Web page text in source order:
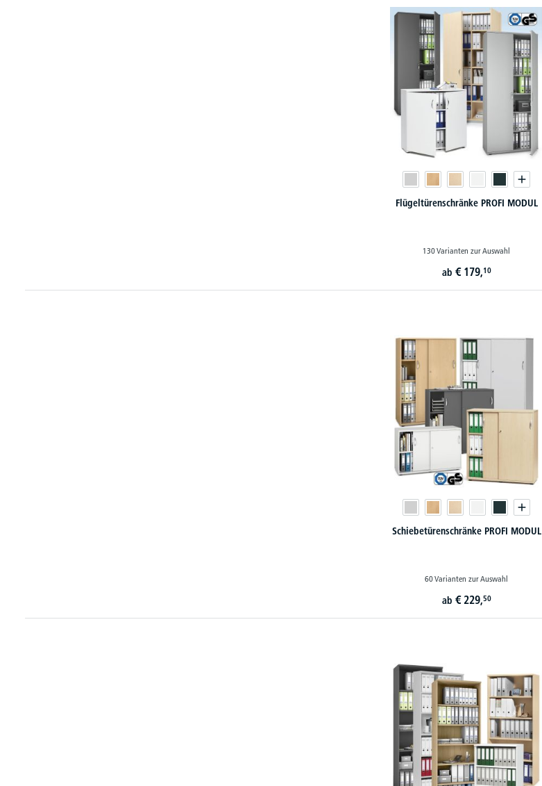
Flügeltürenschränke PROFI MODUL
130 Varianten zur Auswahl
ab € 179,10
Schiebetürenschränke PROFI MODUL
60 Varianten zur Auswahl
ab € 229,50